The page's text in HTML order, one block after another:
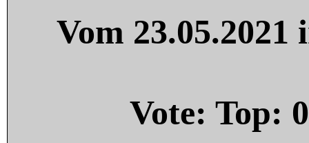
Vom
Vote: Top: 0